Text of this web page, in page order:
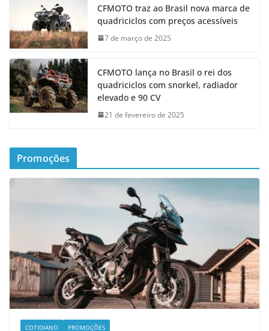
CFMOTO traz ao Brasil nova marca de
quadriciclos com preços acessíveis
7 de março de 2025
CFMOTO lança no Brasil o rei dos
quadriciclos com snorkel, radiador
elevado e 90 CV
21 de fevereiro de 2025
Promoções
COTIDIANO PROMOÇÕES